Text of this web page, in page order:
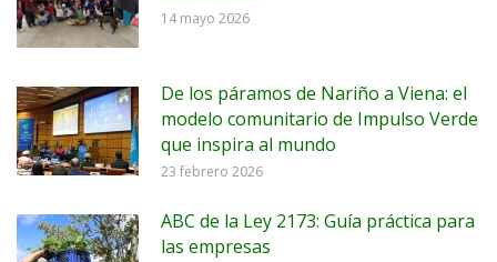
14 mayo 2026
De los páramos de Nariño a Viena: el
modelo comunitario de Impulso Verde
que inspira al mundo
23 febrero 2026
ABC de la Ley 2173: Guía práctica para
las empresas